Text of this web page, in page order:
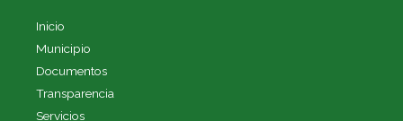
Inicio
Municipio
Documentos
Transparencia
Servicios